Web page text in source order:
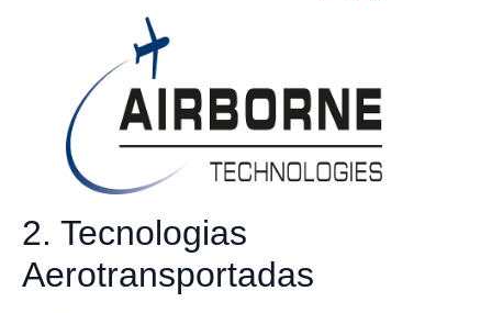
2. Tecnologias
Aerotransportadas